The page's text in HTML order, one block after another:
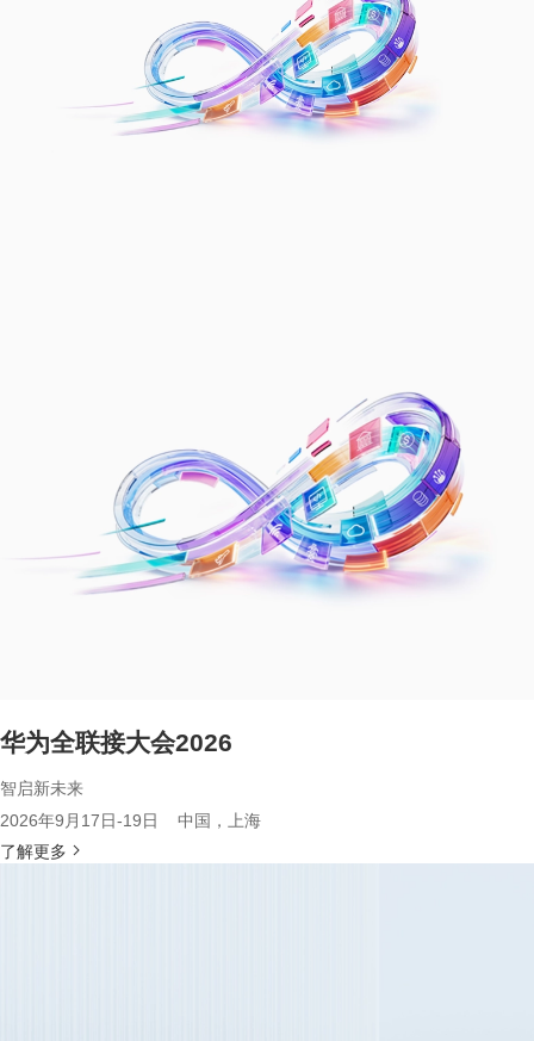
华为全联接大会2026
智启新未来
2026年9月17日-19日 中国，上海
了解更多